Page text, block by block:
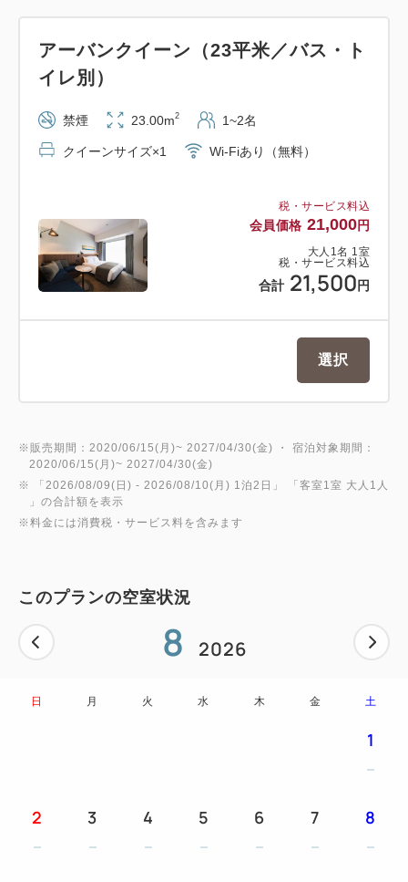
など
※お客様のアカウントで接続可、クロームキャス
ト機能内蔵
※HDMI端子あり（ケーブルはご持参ください）
・シモンズ社最高級シリーズのベッドでぐっすり就
・レインシャワー完備の洗い場付き浴室でゆったり
バスタイム
＜添い寝のお子様について＞
ご予約される際は、大人の人数のみご入力いただ
お子様の人数など事前にご連絡くださいませ。
なお、添い寝のお子様はベッド1台(エキストラベッ
ド除く）につき1名までのご利用に限らせていただき
ます。
税・サービス料込
会員価格 21,000円
大人 1 名 1 室
税・サービス料込
合計 21,500 円
アーバンクイーン（23平米／バス・ト
イレ別）
禁煙 23.00m2 1~2名
クイーンサイズ×1 Wi-Fiあり（無料）
選択
※販売期間：2020/06/15(月)~ 2027/04/30(金) ・ 宿泊対象期間：
2020/06/15(月)~ 2027/04/30(金)
※ 「 2026/08/09(日) - 2026/08/10(月) 1泊2日 」 「客室1室 大人1人
」の合計額を表示
※料金には消費税・サービス料を含みます
このプランの空室状況
8 2026
日 月 火 水 木 金 土
1
2 3 4 5 6 7 8